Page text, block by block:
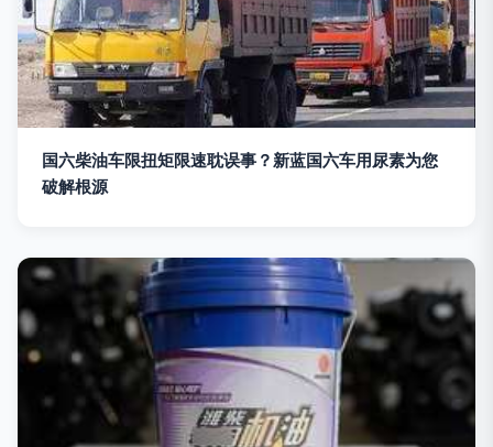
国六柴油车限扭矩限速耽误事？新蓝国六车用尿素为您
破解根源